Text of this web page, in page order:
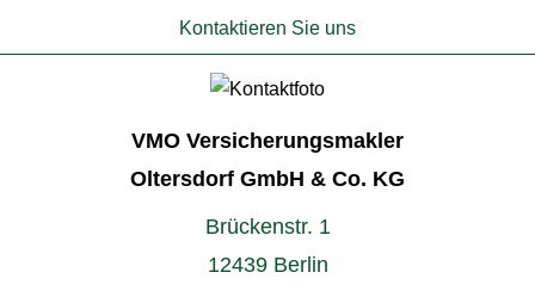
Kontaktieren Sie uns
VMO Ver­sicherungs­makler
Oltersdorf GmbH & Co. KG
Brückenstr. 1
12439 Berlin